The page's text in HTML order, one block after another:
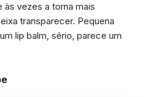
vezes a torna mais
transparecer. Pequena
lip balm, sério, parece um